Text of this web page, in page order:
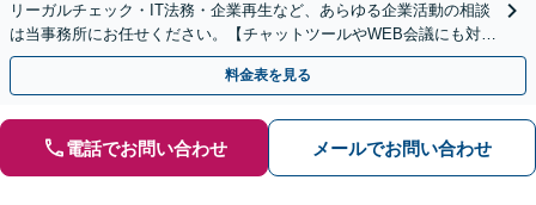
リーガルチェック・IT法務・企業再生など、あらゆる企業活動の相談
は当事務所にお任せください。【チャットツールやWEB会議にも対
応】
料金表を見る
電話でお問い合わせ メールでお問い合わせ